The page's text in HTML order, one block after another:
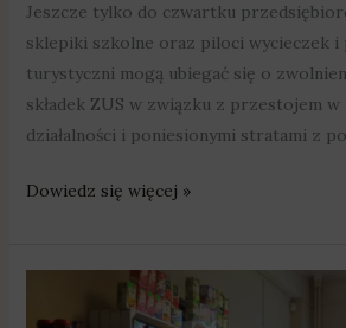
Jeszcze tylko do czwartku
sklepiki szkolne oraz piloci wycieczek i
turystyczni mogą ubiegać się o
składek ZUS w związku z przestojem
działalności i poniesionymi stratami z
Dowiedz się więcej »
sklepików